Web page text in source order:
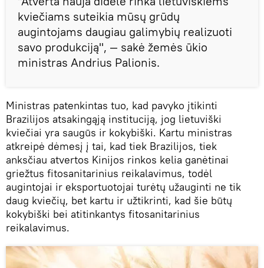
kviečiams suteikia mūsų grūdų
augintojams daugiau galimybių realizuoti
savo produkciją", — sakė žemės ūkio
ministras Andrius Palionis.
Ministras patenkintas tuo, kad pavyko įtikinti
Brazilijos atsakingąją instituciją, jog lietuviški
kviečiai yra saugūs ir kokybiški. Kartu ministras
atkreipė dėmesį į tai, kad tiek Brazilijos, tiek
anksčiau atvertos Kinijos rinkos kelia ganėtinai
griežtus fitosanitarinius reikalavimus, todėl
augintojai ir eksportuotojai turėtų užauginti ne tik
daug kviečių, bet kartu ir užtikrinti, kad šie būtų
kokybiški bei atitinkantys fitosanitarinius
reikalavimus.